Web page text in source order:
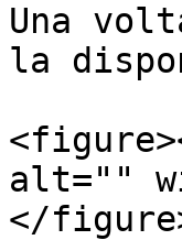
Una
la
alt=""
</